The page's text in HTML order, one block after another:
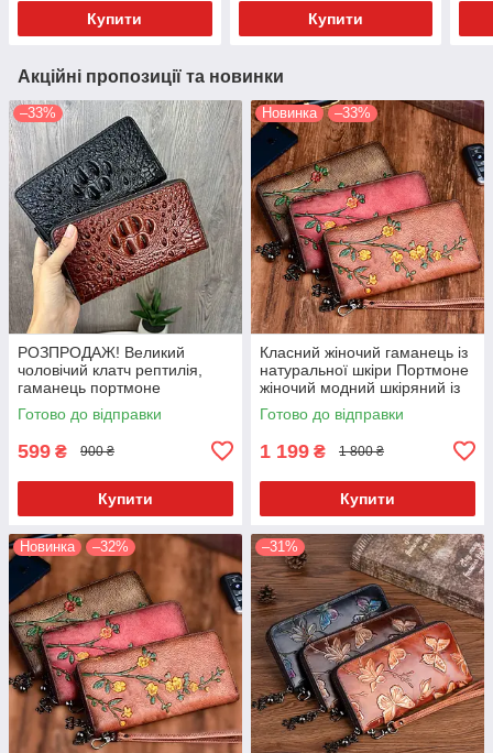
Купити
Lacoste
Купити
Акційні пропозиції та новинки
–33%
РОЗПРОДАЖ! Великий
чоловічий клатч рептилія,
гаманець портмоне
Готово до відправки
599 ₴ 900 ₴
Купити
Новинка –33%
Класний жіночий гаманець із
натуральної шкіри Портмоне
жіночий модний шкіряний із
тисненням квітами
Готово до відправки
1 199 ₴ 1 800 ₴
Купити
Новинка –32% –31%